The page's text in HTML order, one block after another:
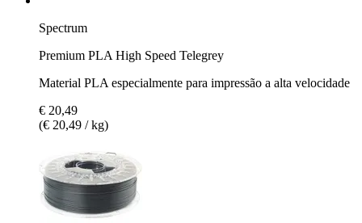
Spectrum
Premium PLA High Speed Telegrey
Material PLA especialmente para impressão a alta velocidade
€ 20,49
(€ 20,49 / kg)